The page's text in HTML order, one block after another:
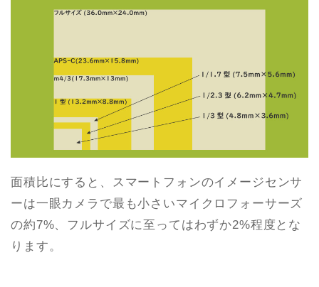
面積比にすると、スマートフォンのイメージセンサ
ーは一眼カメラで最も小さいマイクロフォーサーズ
の約7%、フルサイズに至ってはわずか2%程度とな
ります。